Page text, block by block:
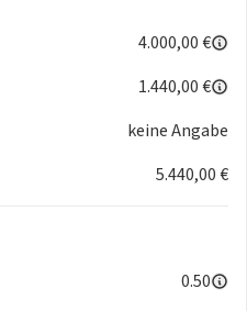
Systemleistung 140 kW
Apple CarPlay)
sowie SAFE-Sicherung
4.000,00 €
1.440,00 €
keine Angabe
5.440,00 €
0.50